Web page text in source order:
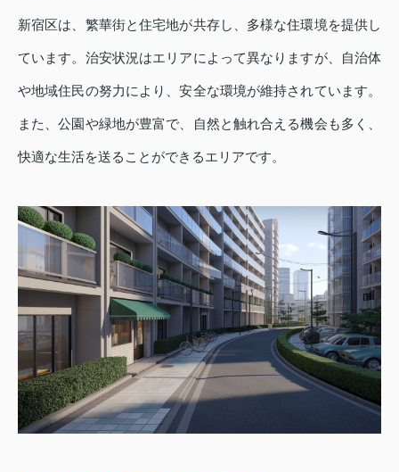
新宿区は、繁華街と住宅地が共存し、多様な住環境を提供し
ています。治安状況はエリアによって異なりますが、自治体
や地域住民の努力により、安全な環境が維持されています。
また、公園や緑地が豊富で、自然と触れ合える機会も多く、
快適な生活を送ることができるエリアです。